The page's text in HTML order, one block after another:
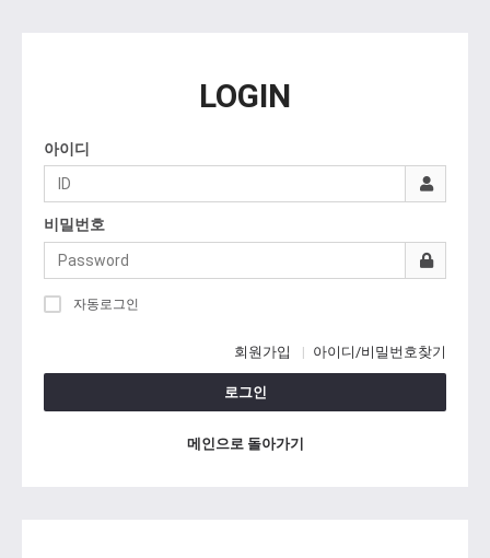
LOGIN
아이디
비밀번호
자동로그인
회원가입 아이디/비밀번호찾기
로그인
메인으로 돌아가기